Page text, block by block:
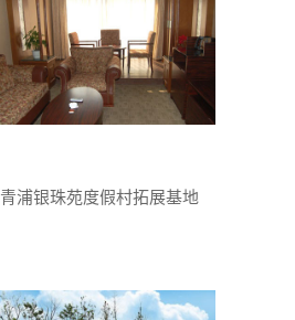
青浦银珠苑度假村拓展基地